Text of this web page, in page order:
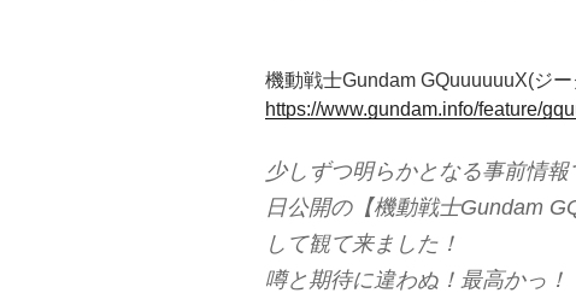
機動戦士Gundam GQuuuuuuX(ジ
https://www.gundam.info/feature/
少しずつ明らかとなる事前情
日公開の【機動戦士Gundam
して観て来ました！
噂と期待に違わぬ！最高かっ！